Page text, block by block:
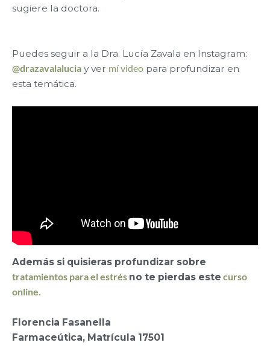
sugiere la doctora.
Puedes seguir a la Dra. Lucía Zavala en Instagram:
@drazavalalucia y ver mí video para profundizar en
esta temática.
Además si quisieras profundizar sobre
tratamientos para el estrés no te pierdas este curso
online.
Florencia Fasanella
Farmaceútica, Matrícula 17501